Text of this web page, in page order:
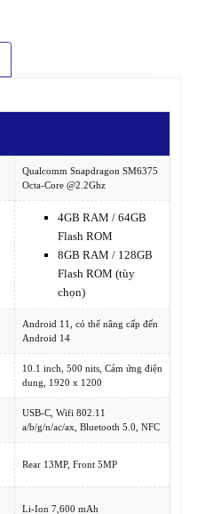
Qualcomm Snapdragon SM6375
Octa-Core @2.2Ghz
4GB RAM / 64GB
Flash ROM
8GB RAM / 128GB
Flash ROM (tùy
chọn)
Android 11, có thể nâng cấp đến
Android 14
10.1 inch, 500 nits, Cảm ứng điện
dung, 1920 x 1200
USB-C, Wifi 802.11
a/b/g/n/ac/ax, Bluetooth 5.0, NFC
Rear 13MP, Front 5MP
Li-Ion 7,600 mAh